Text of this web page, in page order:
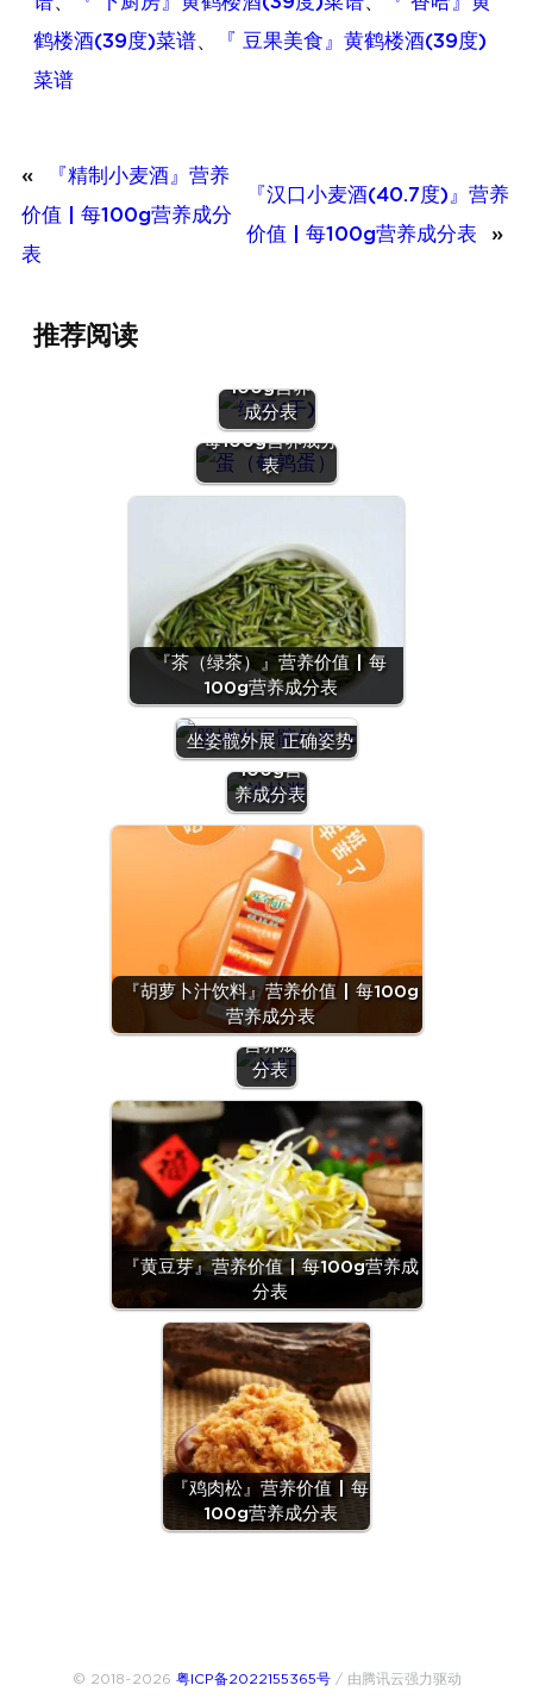
鹤楼酒(39度)菜谱、
『 豆果美食』黄鹤楼酒(39度)
菜谱
«
『精制小麦酒』营养
价值 | 每100g营养成分
表
『汉口小麦酒(40.7度)』营养
价值 | 每100g营养成分表
»
推荐阅读
100g营养
成分表
『蛋（鹌鹑
蛋）』营养价值 |
每100g营养成分
表
『茶（绿茶）』营养价值 | 每
100g营养成分表
坐姿髋外展 正确姿势
『沙拉
酱』营养
价值 | 每
100g营
养成分表
『胡萝卜汁饮料』营养价值 | 每100g
营养成分表
『羊
肝』营
养价值
| 每
100g
营养成
分表
『黄豆芽』营养价值 | 每100g营养成
分表
『鸡肉松』营养价值 | 每
100g营养成分表
© 2018~2026 粤ICP备2022155365号/ 由腾讯云强力驱动